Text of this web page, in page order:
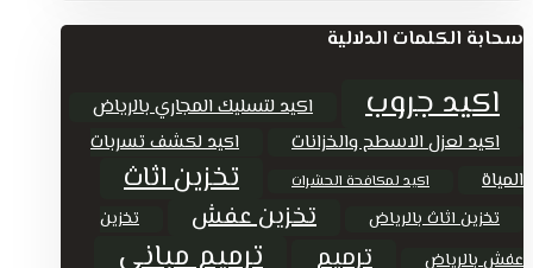
سحابة الكلمات الدلالية
اكيد جروب اكيد لتسليك المجاري بالرياض
اكيد لعزل الاسطح والخزانات
اكيد لكشف تسربات
المياة
اكيد لمكافحة الحشرات تخزين اثاث
تخزين اثاث بالرياض تخزين عفش
تخزين
عفش بالرياض
ترميم ترميم مباني